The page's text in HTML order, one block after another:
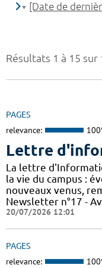
Résultats 1 à 15 sur
PAGES
relevance:
Lettre
La lettre
la vie du campus :
nouveaux venus,
Newsletter n°17 -
20/07/2026 12:01
PAGES
relevance:
[Date de